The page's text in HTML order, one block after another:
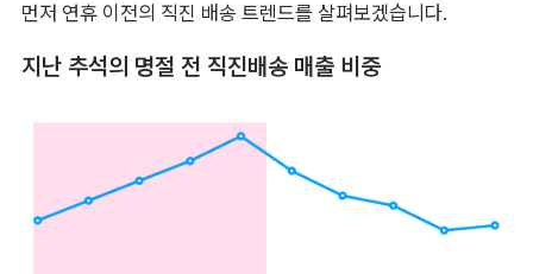
먼저 연휴 이전의 직진 배송 트렌드를 살펴보겠습니다.
지난 추석의 명절 전 직진배송 매출 비중